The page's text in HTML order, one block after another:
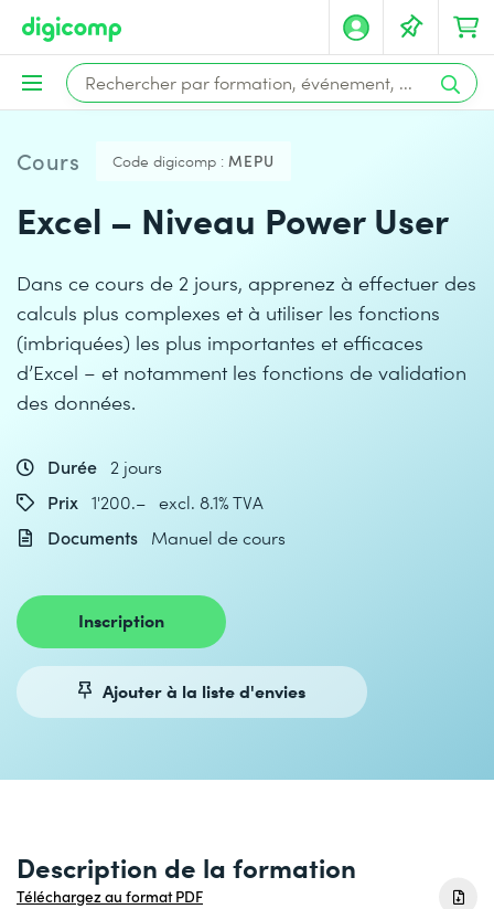
Cours Code digicomp : MEPU
Excel – Niveau Power User
Dans ce cours de 2 jours, apprenez à effectuer des
calculs plus complexes et à utiliser les fonctions
(imbriquées) les plus importantes et efficaces
d’Excel – et notamment les fonctions de validation
des données.
Durée
2 jours
Prix
1'200.– excl. 8.1% TVA
Documents
Manuel de cours
Inscription
Ajouter à la liste d'envies
Description de la formation
Téléchargez au format PDF